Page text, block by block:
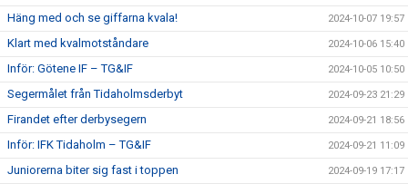
Häng med och se giffarna kvala! 2024-10-07 19:57
Klart med kvalmotståndare 2024-10-06 15:40
Inför: Götene IF – TG&IF 2024-10-05 10:50
Segermålet från Tidaholmsderbyt 2024-09-23 21:29
Firandet efter derbysegern 2024-09-21 18:56
Inför: IFK Tidaholm – TG&IF 2024-09-21 11:09
Juniorerna biter sig fast i toppen 2024-09-19 17:17